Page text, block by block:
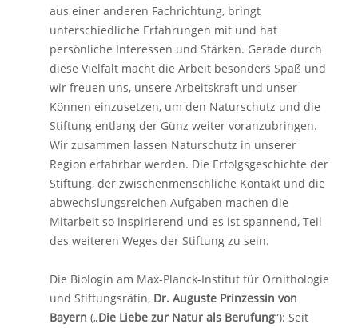
aus einer anderen Fachrichtung, bringt
unterschiedliche Erfahrungen mit und hat
persönliche Interessen und Stärken. Gerade durch
diese Vielfalt macht die Arbeit besonders Spaß und
wir freuen uns, unsere Arbeitskraft und unser
Können einzusetzen, um den Naturschutz und die
Stiftung entlang der Günz weiter voranzubringen.
Wir zusammen lassen Naturschutz in unserer
Region erfahrbar werden. Die Erfolgsgeschichte der
Stiftung, der zwischenmenschliche Kontakt und die
abwechslungsreichen Aufgaben machen die
Mitarbeit so inspirierend und es ist spannend, Teil
des weiteren Weges der Stiftung zu sein.
Die Biologin am Max-Planck-Institut für Ornithologie
und Stiftungsrätin, Dr. Auguste Prinzessin von
Bayern („Die Liebe zur Natur als Berufung“): Seit